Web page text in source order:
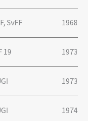
SvFF 1968
19 1973
1973
1974